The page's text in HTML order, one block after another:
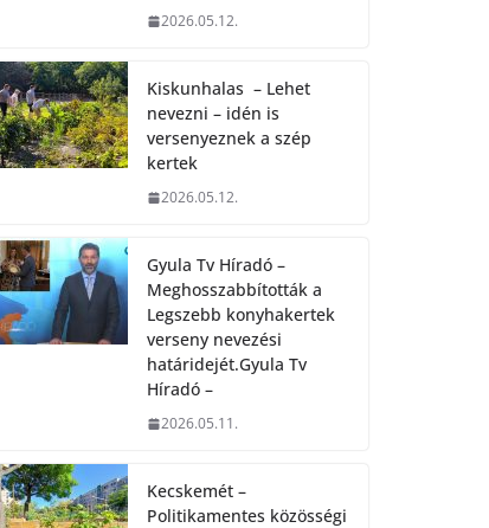
2026.05.12.
Kiskunhalas – Lehet
nevezni – idén is
versenyeznek a szép
kertek
2026.05.12.
Gyula Tv Híradó –
Meghosszabbították a
Legszebb konyhakertek
verseny nevezési
határidejét.Gyula Tv
Híradó –
2026.05.11.
Kecskemét –
Politikamentes közösségi